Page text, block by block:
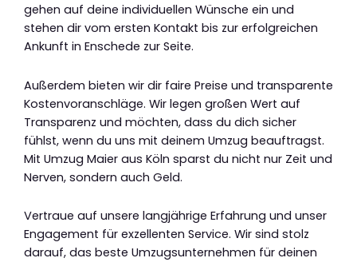
gehen auf deine individuellen Wünsche ein und
stehen dir vom ersten Kontakt bis zur erfolgreichen
Ankunft in Enschede zur Seite.
Außerdem bieten wir dir faire Preise und transparente
Kostenvoranschläge. Wir legen großen Wert auf
Transparenz und möchten, dass du dich sicher
fühlst, wenn du uns mit deinem Umzug beauftragst.
Mit Umzug Maier aus Köln sparst du nicht nur Zeit und
Nerven, sondern auch Geld.
Vertraue auf unsere langjährige Erfahrung und unser
Engagement für exzellenten Service. Wir sind stolz
darauf, das beste Umzugsunternehmen für deinen